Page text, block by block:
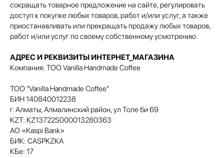
сокращать товарное предложение на сайте, регулировать
доступ к покупке любых товаров, работ и/или услуг, а также
приостанавливать или прекращать продажу любых товаров,
работ и/или услуг по своему собственному усмотрению.
АДРЕС И РЕКВИЗИТЫ ИНТЕРНЕТ_МАГАЗИНА
Компания: ТОО Vanilla Handmade Coffee
ТОО "Vanilla Handmade Coffee"
БИН 140840012238
г. Алматы, Алмалинский район, ул Толе би 69
KZT: KZ13722S000013280363
АО «Kaspi Bank»
БИК: CASPKZKA
КБе: 17